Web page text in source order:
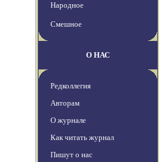
Народное
Смешное
О НАС
Редколлегия
Авторам
О журнале
Как читать журнал
Пишут о нас